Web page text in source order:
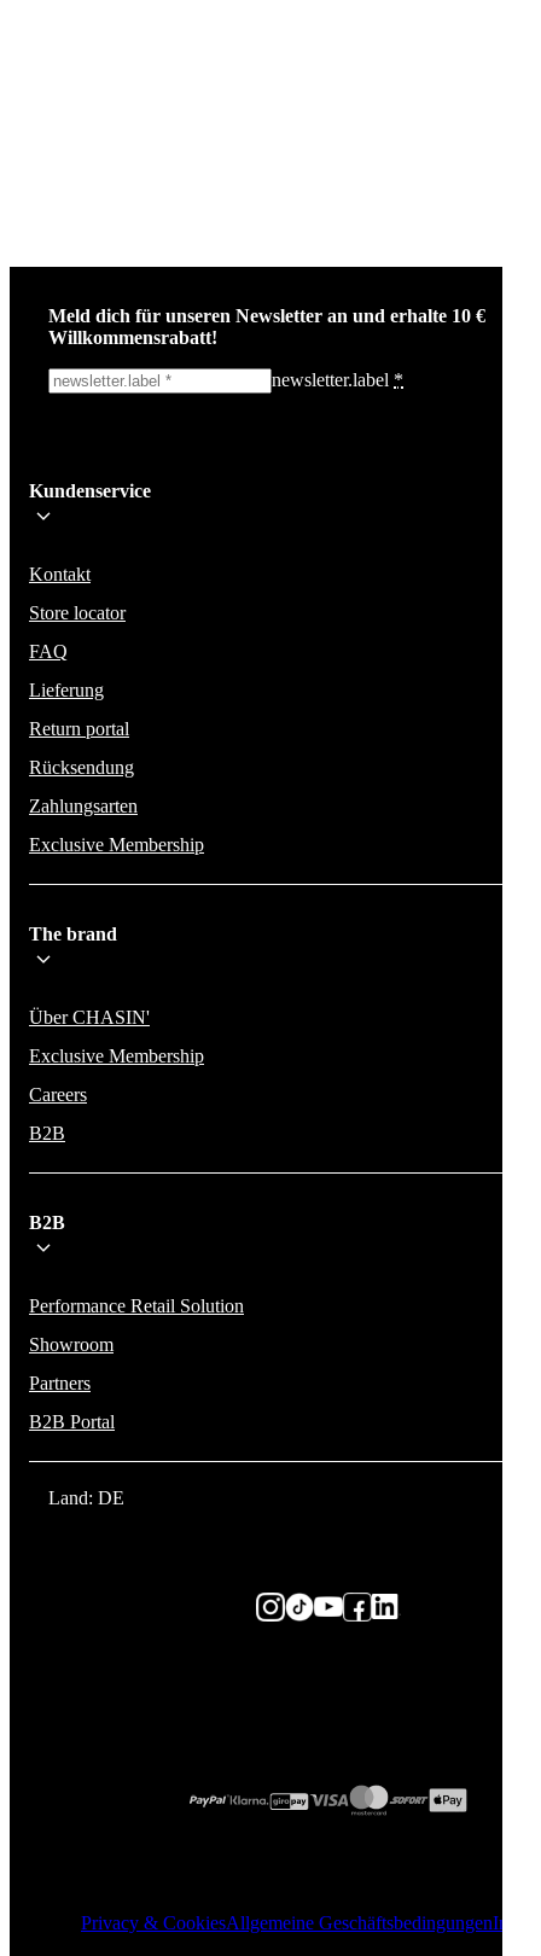
Meld dich für unseren Newsletter an und erhalte 10 €
Willkommensrabatt!
newsletter.label *
Bleib auf dem Laufenden über die neuesten Nachrichten, Kampagnen
Aktionen. Wir geben deine E-Mail-Adresse nicht weiter und versenden
Kundenservice
Kontakt
Store locator
FAQ
Lieferung
Return portal
Rücksendung
Zahlungsarten
Exclusive Membership
The brand
Über CHASIN'
Exclusive Membership
Careers
B2B
B2B
Performance Retail Solution
Showroom
Partners
B2B Portal
Land: DE
Privacy & CookiesAllgemeine Geschäftsbedingungen